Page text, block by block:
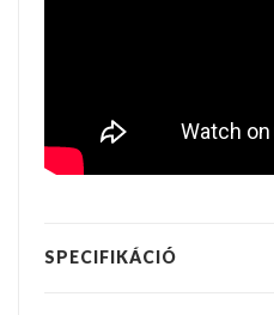
SPECIFIKÁCIÓ